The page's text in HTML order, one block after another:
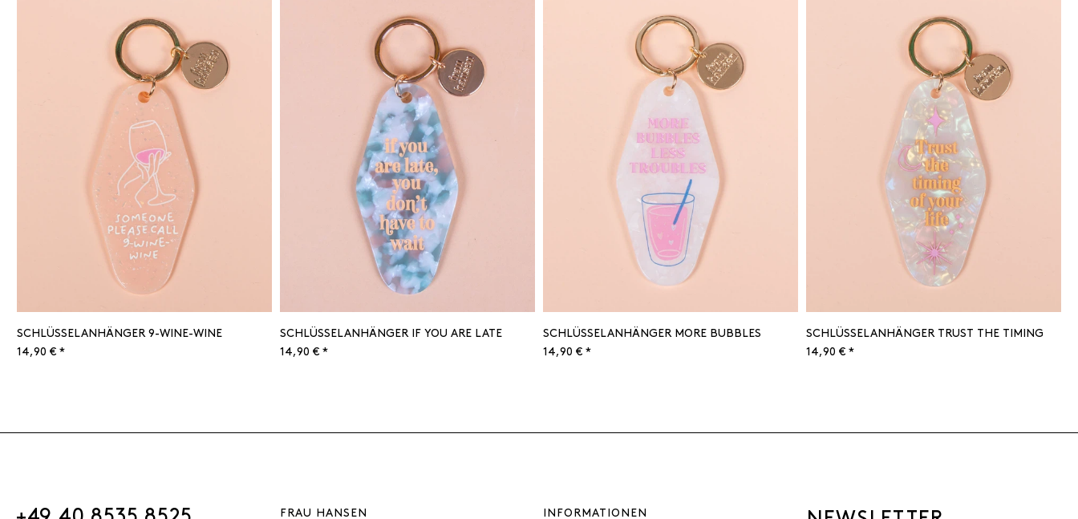
SCHLÜSSELANHÄNGER 9-WINE-WINE
14,90 € *
SCHLÜSSELANHÄNGER IF YOU ARE LATE
14,90 € *
SCHLÜSSELANHÄNGER MORE BUBBLES
14,90 € *
SCHLÜSSELANHÄNGER TRUST THE TIMING
14,90 € *
FRAU HANSEN INFORMATIONEN